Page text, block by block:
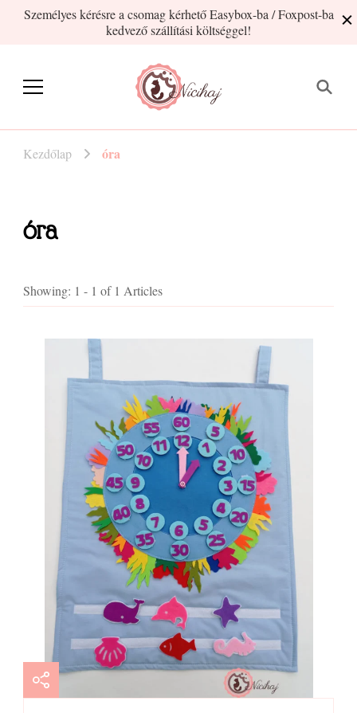
Személyes kérésre a csomag kérhető Easybox-ba / Foxpost-ba
kedvező szállítási költséggel!
Nicihaj
Kezdőlap óra
óra
Showing: 1 - 1 of 1 Articles